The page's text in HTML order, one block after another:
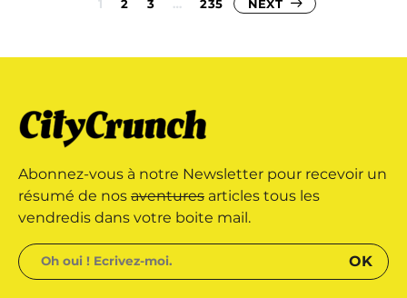
publications
1 2 3 … 235 NEXT
Abonnez-vous à notre Newsletter pour recevoir un
résumé de nos aventures articles tous les
vendredis dans votre boite mail.